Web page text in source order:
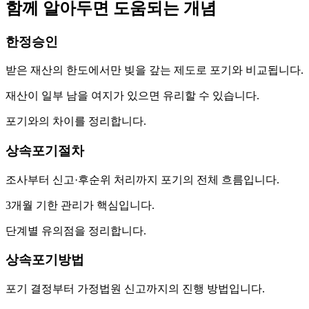
함께 알아두면 도움되는 개념
한정승인
받은 재산의 한도에서만 빚을 갚는 제도로 포기와 비교됩니다.
재산이 일부 남을 여지가 있으면 유리할 수 있습니다.
포기와의 차이를 정리합니다.
상속포기절차
조사부터 신고·후순위 처리까지 포기의 전체 흐름입니다.
3개월 기한 관리가 핵심입니다.
단계별 유의점을 정리합니다.
상속포기방법
포기 결정부터 가정법원 신고까지의 진행 방법입니다.